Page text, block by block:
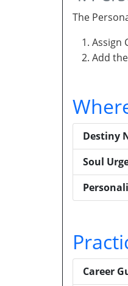
The
Assign
Add
Destiny
Soul
Career